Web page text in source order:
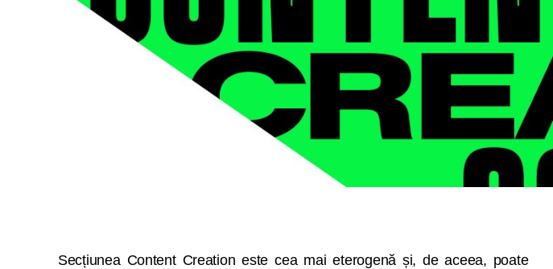
Secțiunea Content Creation este cea mai eterogenă și, de aceea, poate